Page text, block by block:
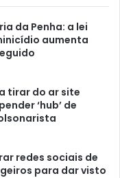
da Penha: a lei
aumenta
tirar do ar site
‘hub’ de
redes sociais de
para dar visto